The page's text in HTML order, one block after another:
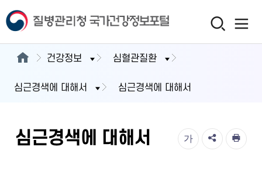
건강정보 심혈관질환
심근경색에 대해서 심근경색에 대해서
심근경색에 대해서 가